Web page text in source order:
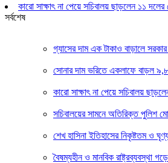
কারো সাক্ষাৎ না পেয়ে সচিবালয় ছাড়লেন ১১ দলের
সর্বশেষ
গ্যাসের দাম এক টাকাও বাড়ালে
সোনার দাম ভরিতে একলাফে বাড়ল
কারো সাক্ষাৎ না পেয়ে সচিবালয়
সচিবালয়ের সামনে অতিরিক্ত পুলিশ
শেখ হাসিনা ইতিহাসের নিকৃষ্টতম ও
বৈষম্যহীন ও মানবিক রাষ্ট্রব্যবস্থা